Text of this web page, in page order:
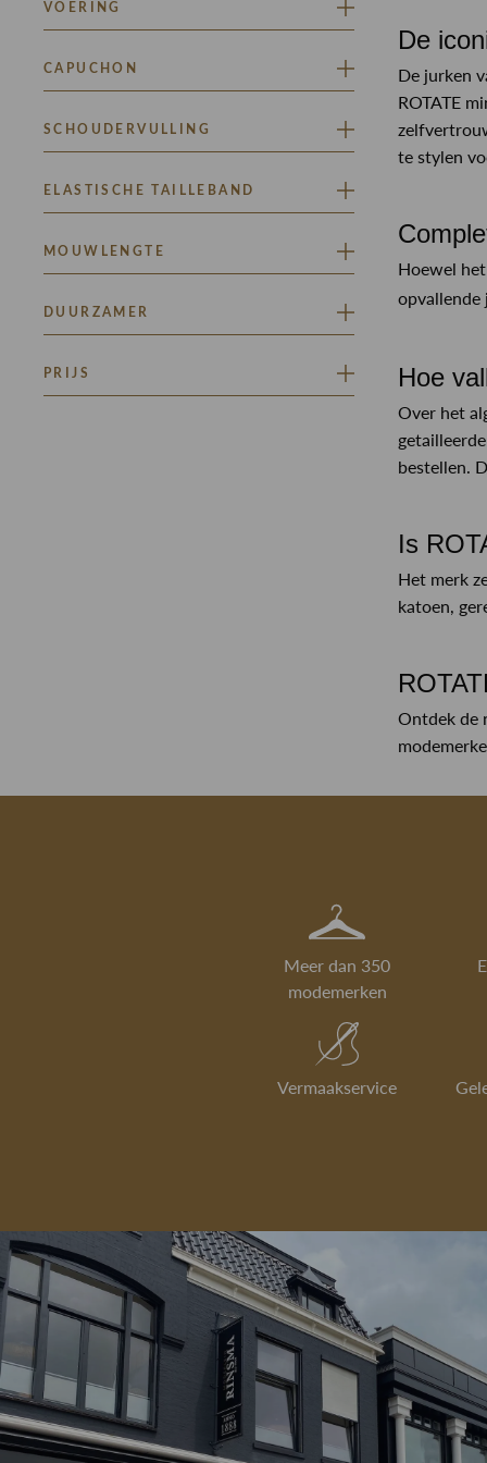
Toon meer
RITSSLUITING
VOERING
HALFGEVOERD
CAPUCHON
JA
SCHOUDERVULLING
JA
ELASTISCHE TAILLEBAND
JA
MOUWLENGTE
LANGE MOUW
DUURZAMER
CLASSIFICATIE BRONS
PRIJS
De
De jurken
ROTATE
te stylen
Hoewel
opvallende
Hoe
Over het
bestellen.
Is
Het merk
katoen,
Ontdek de
Meer dan 350
modemerken
Vermaakservice